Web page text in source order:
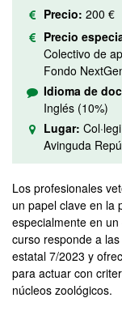
Precio: 200 €
Precio
Colectivo de
Fondo
Idioma de
Inglés (10%)
Lugar:
Avinguda
Los profesionales
un papel clave en la
especialmente en
curso responde a
estatal 7/2023 y
para actuar con
núcleos zoológicos.